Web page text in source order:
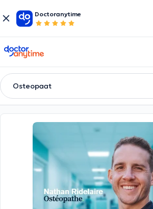
Doctoranytime
doctoranytime
Osteopaat